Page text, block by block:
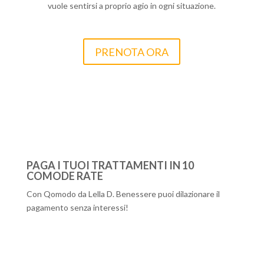
vuole sentirsi a proprio agio in ogni situazione.
PRENOTA ORA
PAGA I TUOI TRATTAMENTI IN 10
COMODE RATE
Con Qomodo da Lella D. Benessere puoi dilazionare il
pagamento senza interessi!